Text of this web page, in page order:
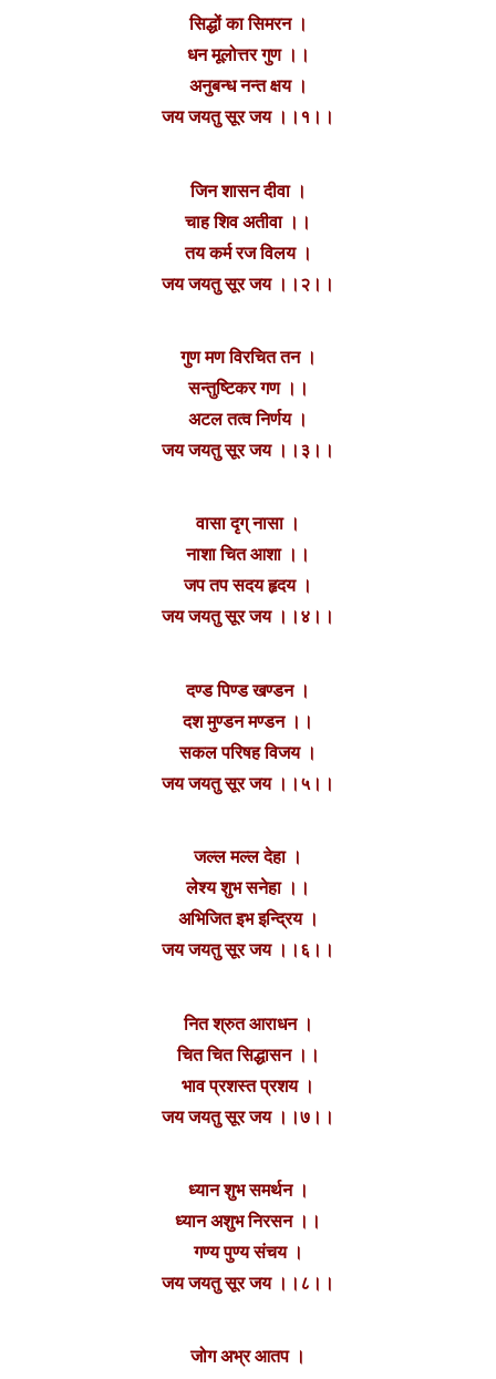
सिद्धों का सिमरन ।
धन मूलोत्तर गुण ।।
अनुबन्ध नन्त क्षय ।
जय जयतु सूर जय ।।१।।
जिन शासन दीवा ।
चाह शिव अतीवा ।।
तय कर्म रज विलय ।
जय जयतु सूर जय ।।२।।
गुण मण विरचित तन ।
सन्तुष्टिकर गण ।।
अटल तत्व निर्णय ।
जय जयतु सूर जय ।।३।।
वासा दृग् नासा ।
नाशा चित आशा ।।
जप तप सदय हृदय ।
जय जयतु सूर जय ।।४।।
दण्ड पिण्ड खण्डन ।
दश मुण्डन मण्डन ।।
सकल परिषह विजय ।
जय जयतु सूर जय ।।५।।
जल्ल मल्ल देहा ।
लेश्य शुभ सनेहा ।।
अभिजित इभ इन्द्रिय ।
जय जयतु सूर जय ।।६।।
नित श्रुत आराधन ।
चित चित सिद्धासन ।।
भाव प्रशस्त प्रशय ।
जय जयतु सूर जय ।।७।।
ध्यान शुभ समर्थन ।
ध्यान अशुभ निरसन ।।
गण्य पुण्य संचय ।
जय जयतु सूर जय ।।८।।
जोग अभ्र आतप ।